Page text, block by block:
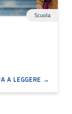
Scuola
A LEGGERE